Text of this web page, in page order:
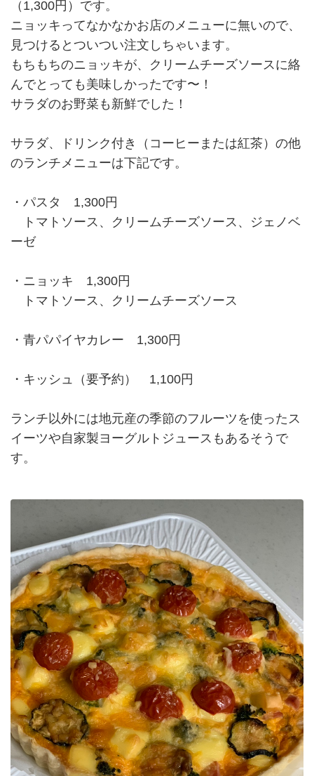
（1,300円）です。
ニョッキってなかなかお店のメニューに無いので、
見つけるとついつい注文しちゃいます。
もちもちのニョッキが、クリームチーズソースに絡
んでとっても美味しかったです〜！
サラダのお野菜も新鮮でした！
サラダ、ドリンク付き（コーヒーまたは紅茶）の他
のランチメニューは下記です。
・パスタ 1,300円
トマトソース、クリームチーズソース、ジェノベ
ーゼ
・ニョッキ 1,300円
トマトソース、クリームチーズソース
・青パパイヤカレー 1,300円
・キッシュ（要予約） 1,100円
ランチ以外には地元産の季節のフルーツを使ったス
イーツや自家製ヨーグルトジュースもあるそうで
す。